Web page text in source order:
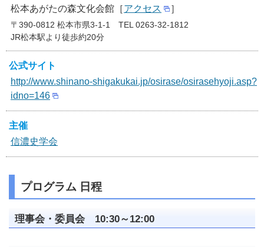
松本あがたの森文化会館［アクセス ］
〒390-0812 松本市県3-1-1 TEL 0263-32-1812
JR松本駅より徒歩約20分
公式サイト
http://www.shinano-shigakukai.jp/osirase/osirasehyoji.asp?
idno=146
主催
信濃史学会
プログラム 日程
理事会・委員会 10:30～12:00